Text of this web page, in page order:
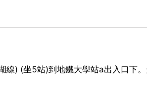
線) (坐5站)到地鐵大學站a出入口下